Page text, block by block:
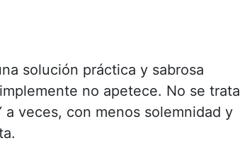
solución práctica y sabrosa
no apetece. No se trata
veces, con menos solemnidad y